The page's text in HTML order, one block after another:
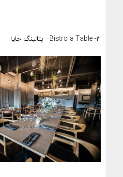
۳- Bistro a Table– پتالینگ جایا